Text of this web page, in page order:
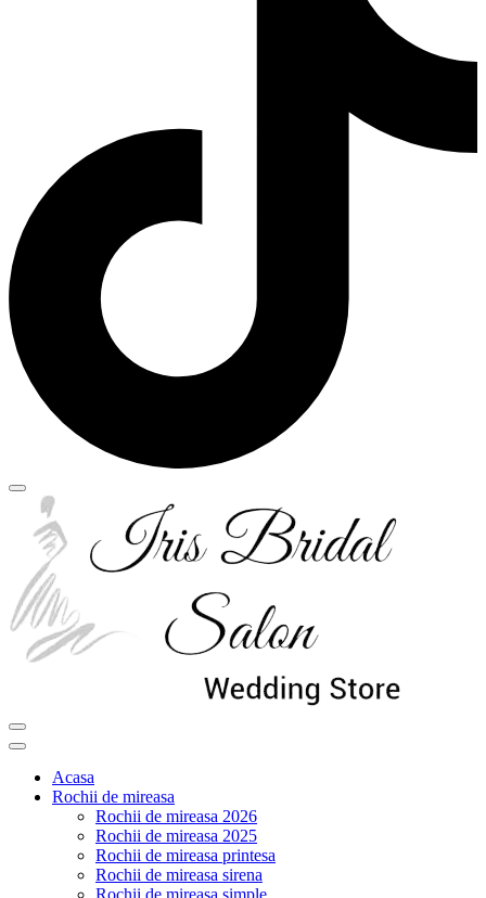
Acasa
Rochii de mireasa
Rochii de mireasa 2026
Rochii de mireasa 2025
Rochii de mireasa printesa
Rochii de mireasa sirena